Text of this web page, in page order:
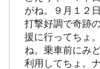
がね。９月１２
打撃好調で奇跡
援に行ってちょ
ね。乗車前にみ
利用してちょ。